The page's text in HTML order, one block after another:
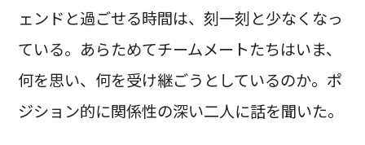
ェンドと過ごせる時間は、刻一刻と少なくなっ
ている。あらためてチームメートたちはいま、
何を思い、何を受け継ごうとしているのか。ポ
ジション的に関係性の深い二人に話を聞いた。